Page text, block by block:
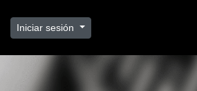
Iniciar sesión